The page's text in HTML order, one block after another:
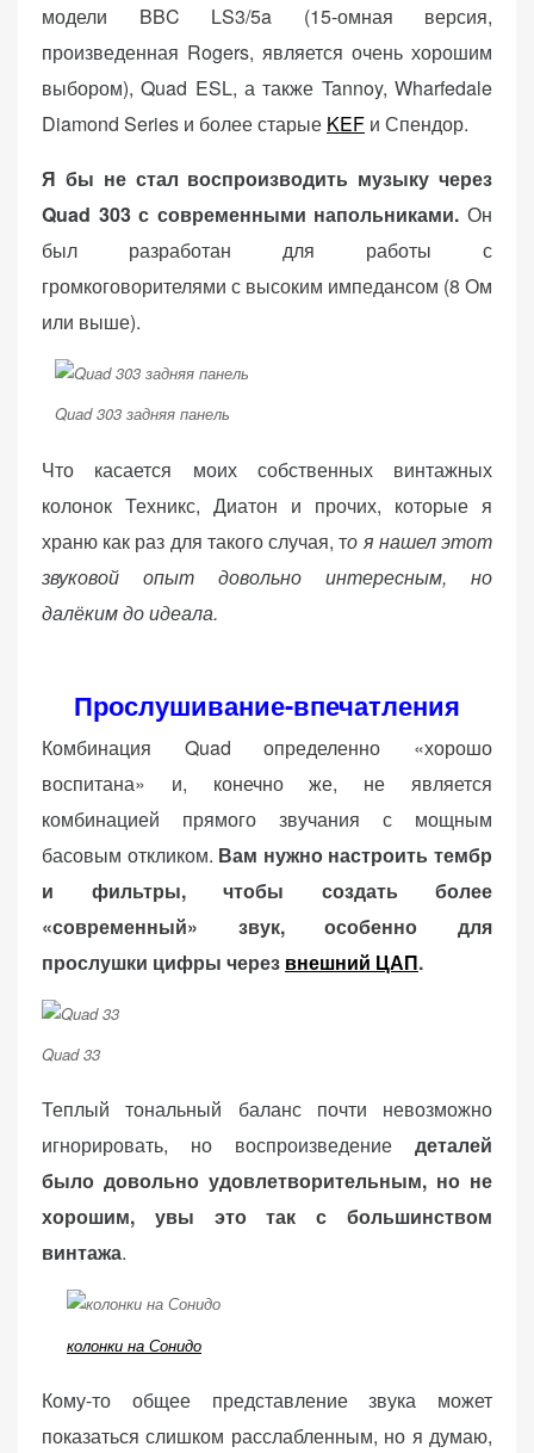
модели BBC LS3/5a (15-омная версия,
произведенная Rogers, является очень хорошим
выбором), Quad ESL, а также Tannoy, Wharfedale
Diamond Series и более старые KEF и Спендор.
Я бы не стал воспроизводить музыку через
Quad 303 с современными напольниками. Он
был разработан для работы с
громкоговорителями с высоким импедансом (8 Ом
или выше).
Quad 303 задняя панель
Что касается моих собственных винтажных
колонок Техникс, Диатон и прочих, которые я
храню как раз для такого случая, то я нашел этот
звуковой опыт довольно интересным, но
далёким до идеала.
Прослушивание-впечатления
Комбинация Quad определенно «хорошо
воспитана» и, конечно же, не является
комбинацией прямого звучания с мощным
басовым откликом. Вам нужно настроить тембр
и фильтры, чтобы создать более
«современный» звук, особенно для
прослушки цифры через внешний ЦАП.
Quad 33
Теплый тональный баланс почти невозможно
игнорировать, но воспроизведение деталей
было довольно удовлетворительным, но не
хорошим, увы это так с большинством
винтажа.
колонки на Сонидо
Кому-то общее представление звука может
показаться слишком расслабленным, но я думаю,